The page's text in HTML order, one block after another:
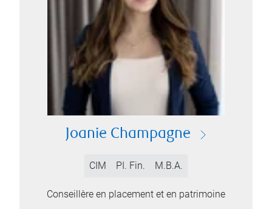
Joanie Champagne
CIM PI. Fin. M.B.A.
Conseillère en placement et en patrimoine